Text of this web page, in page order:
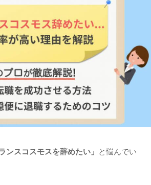
ランスコスモスを辞めたい 」
と悩んでい